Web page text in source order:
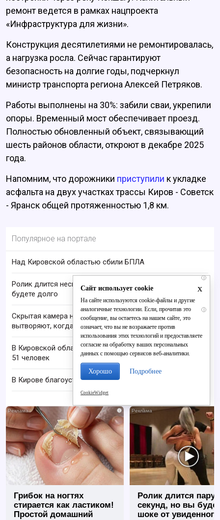
ремонт ведется в рамках нацпроекта
«Инфраструктура для жизни».
Конструкция десятилетиями не ремонтировалась,
а нагрузка росла. Сейчас гарантируют
безопасность на долгие годы, подчеркнул
министр транспорта региона Алексей Петряков.
Работы выполнены на 30%: забили сваи, укрепили
опоры. Временный мост обеспечивает проезд.
Полностью обновленный объект, связывающий
шесть районов области, откроют в декабре 2025
года.
Напомним, что дорожники приступили к укладке
асфальта на двух участках трассы Киров - Советск
- Яранск общей протяженностью 1,8 км.
Популярное на портале
Над Кировской областью сбили БПЛА
i
Ролик длится несколько секунд, а смеяться вы
будете долго
i
Скрытая камера на пляже Крыма: Что люди
вытворяют, когда их не видят...
В Кировской области за 7 месяцев в ДТП погиб
51 человек
В Кирове благоустроили ещё семь дворов
i
Грибок на ногтях
стирается как ластиком!
Простой домашний
Ролик длится пару
секунд, но вы
шоке от увиденного
x
Сайт использует cookie
На сайте используются cookie-файлы и другие
аналогичные технологии. Если, прочитав это
сообщение, вы остаетесь на нашем сайте, это
означает, что вы не возражаете против
использования этих технологий и предоставляете
согласие на обработку ваших персональных
данных с помощью сервисов веб-аналитики.
Хорошо Подробнее
CookieWidget